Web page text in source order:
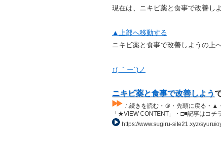
現在は、ニキビ薬と食事で改善し
▲上部へ移動する
ニキビ薬と食事で改善しようの上
↑( ｀ー´)ノ
ニキビ薬と食事で改善しよう
∴続きを読む・＠・先頭に戻る・▲
「★VIEW CONTENT」・□■記事はコ
https://www.sugiru-site21.xyz/